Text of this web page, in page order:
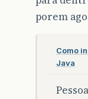
porem
Como
Java